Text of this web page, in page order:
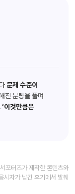
문제 수준이
진 분량을 풀며
‘이것만큼은
포터즈가 제작한 콘텐츠와
자가 남긴 후기에서 발췌